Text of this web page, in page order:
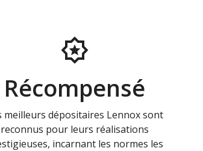
Récompensé
meilleurs dépositaires Lennox sont
reconnus pour leurs réalisations
incarnant les normes les